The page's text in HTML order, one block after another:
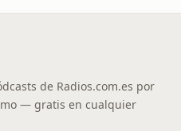
de Radios.com.es por
— gratis en cualquier